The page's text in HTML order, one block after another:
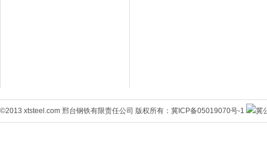
©2013 xtsteel.com 邢台钢铁有限责任公司 版权所有： 冀ICP备05019070号-1 冀